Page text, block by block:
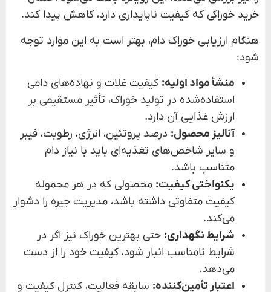
خرید خوراکی که کیفیت ناپایداری دارد، کاهش پیدا کند.
هنگام ارزیابی خوراک دام، بهتر است به این موارد توجه
شود:
منشأ مواد اولیه: کیفیت غلات و نهاده‌های دامی
استفاده‌شده در تولید خوراک، تأثیر مستقیمی بر
ارزش غذایی آن دارد.
آنالیز محصول: درصد پروتئین، انرژی، رطوبت، فیبر
و سایر شاخص‌های تغذیه‌ای باید با نیاز دام
متناسب باشد.
یکنواختی کیفیت: محصولی که در هر محموله
کیفیت متفاوتی داشته باشد، مدیریت جیره را دشوار
می‌کند.
شرایط نگهداری: حتی بهترین خوراک نیز اگر در
شرایط نامناسب انبار شود، کیفیت خود را از دست
می‌دهد.
اعتبار تأمین‌کننده: سابقه فعالیت، کنترل کیفیت و